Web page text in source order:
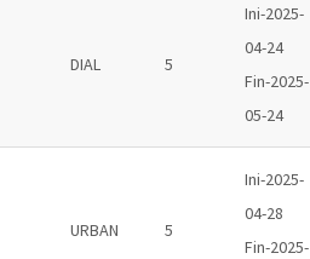
DIAL 5
Ini-2025-
04-24
Fin-2025-
05-24
URBAN 5
Ini-2025-
04-28
Fin-2025-